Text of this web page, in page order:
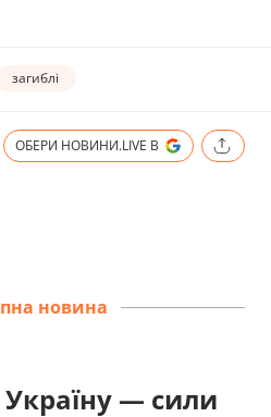
загиблі
ОБЕРИ НОВИНИ.LIVE В
новина
Україну — сили